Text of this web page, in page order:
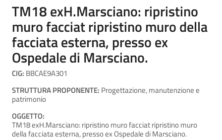
TM18 exH.Marsciano: ripristino
muro facciat ripristino muro della
facciata esterna, presso ex
Ospedale di Marsciano.
CIG: BBCAE9A301
STRUTTURA PROPONENTE: Progettazione, manutenzione e
patrimonio
OGGETTO:
TM18 exH.Marsciano: ripristino muro facciat ripristino muro
della facciata esterna, presso ex Ospedale di Marsciano.